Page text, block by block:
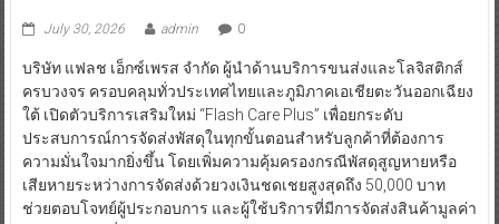
July 30, 2026 admin 0
บริษัท แฟลช เอ็กซ์เพรส จำกัด ผู้นำด้านบริการขนส่งและโลจิสติกส์
ครบวงจร ครอบคลุมทั่วประเทศไทยและภูมิภาคเอเชียตะวันออกเฉียง
ใต้ เปิดตัวบริการเสริมใหม่ “Flash Care Plus” เพื่อยกระดับ
ประสบการณ์การจัดส่งพัสดุในทุกขั้นตอนสำหรับลูกค้าที่ต้องการ
ความมั่นใจมากยิ่งขึ้น โดยเพิ่มความคุ้มครองกรณีพัสดุสูญหายหรือ
เสียหายระหว่างการจัดส่งด้วยวงเงินชดเชยสูงสุดถึง 50,000 บาท
ช่วยตอบโจทย์ผู้ประกอบการ และผู้ใช้บริการที่มีการจัดส่งสินค้ามูลค่า